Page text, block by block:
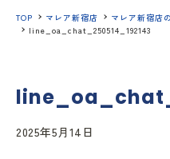
TOP マレア新宿店
マレア新宿店
line_oa_chat_250514_192143
2025年5月14日